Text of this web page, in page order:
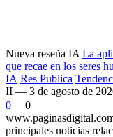
Nueva reseña IA La
que recae en los seres
IA Res Publica
II — 3 de agosto de
0
0
principales noticias